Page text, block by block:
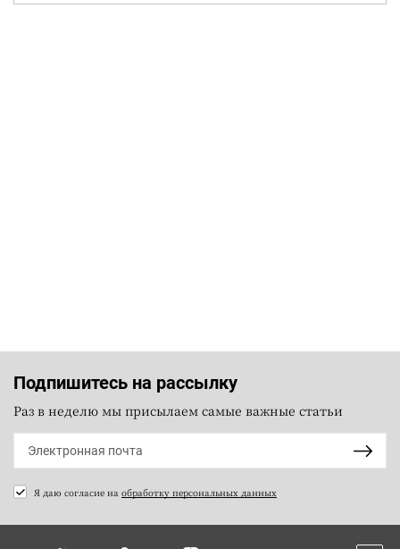
Подпишитесь на рассылку
Раз в неделю мы присылаем самые важные статьи
Я даю согласие на обработку персональных данных